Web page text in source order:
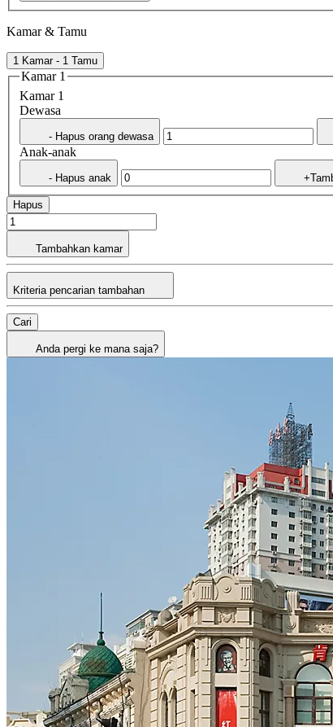
Kamar & Tamu
1 Kamar - 1 Tamu
Kamar 1
Kamar 1
Dewasa
- Hapus orang dewasa
Anak-anak
- Hapus anak
Hapus
Tambahkan kamar
Kriteria pencarian tambahan
Cari
Anda pergi ke mana saja?